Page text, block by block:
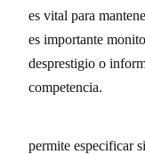
es vital para
es importante
desprestigio o
competencia.
permite especificar